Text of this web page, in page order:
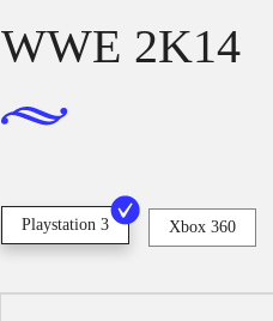
WWE 2K14
Playstation 3 Xbox 360